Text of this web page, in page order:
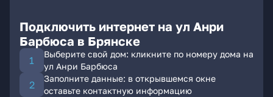
Подключить интернет на ул Анри
Барбюса в Брянске
Выберите свой дом: кликните по номеру дома на
ул Анри Барбюса
Заполните данные: в открывшемся окне
оставьте контактную информацию